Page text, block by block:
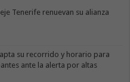
Tenerife renuevan su alianza
su recorrido y horario para
ante la alerta por altas